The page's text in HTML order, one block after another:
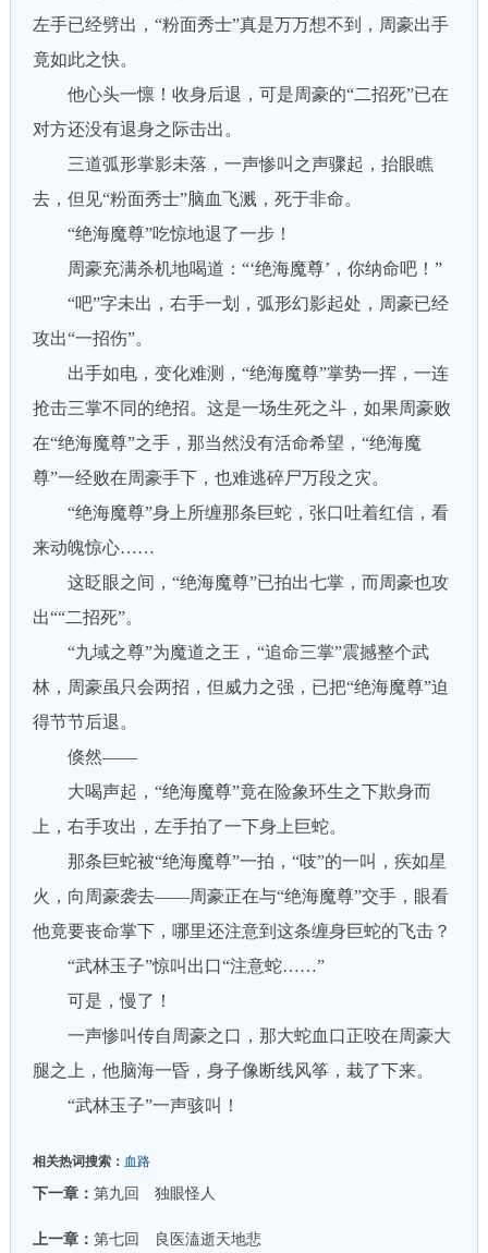
左手已经劈出，“粉面秀士”真是万万想不到，周豪出手
竟如此之快。
他心头一懔！收身后退，可是周豪的“二招死”已在
对方还没有退身之际击出。
三道弧形掌影未落，一声惨叫之声骤起，抬眼瞧
去，但见“粉面秀士”脑血飞溅，死于非命。
“绝海魔尊”吃惊地退了一步！
周豪充满杀机地喝道：“‘绝海魔尊’，你纳命吧！”
“吧”字未出，右手一划，弧形幻影起处，周豪已经
攻出“一招伤”。
出手如电，变化难测，“绝海魔尊”掌势一挥，一连
抢击三掌不同的绝招。这是一场生死之斗，如果周豪败
在“绝海魔尊”之手，那当然没有活命希望，“绝海魔
尊”一经败在周豪手下，也难逃碎尸万段之灾。
“绝海魔尊”身上所缠那条巨蛇，张口吐着红信，看
来动魄惊心……
这眨眼之间，“绝海魔尊”已拍出七掌，而周豪也攻
出““二招死”。
“九域之尊”为魔道之王，“追命三掌”震撼整个武
林，周豪虽只会两招，但威力之强，已把“绝海魔尊”迫
得节节后退。
倏然——
大喝声起，“绝海魔尊”竟在险象环生之下欺身而
上，右手攻出，左手拍了一下身上巨蛇。
那条巨蛇被“绝海魔尊”一拍，“吱”的一叫，疾如星
火，向周豪袭去——周豪正在与“绝海魔尊”交手，眼看
他竟要丧命掌下，哪里还注意到这条缠身巨蛇的飞击？
“武林玉子”惊叫出口“注意蛇……”
可是，慢了！
一声惨叫传自周豪之口，那大蛇血口正咬在周豪大
腿之上，他脑海一昏，身子像断线风筝，栽了下来。
“武林玉子”一声骇叫！
相关热词搜索： 血路
下一章： 第九回 独眼怪人
上一章： 第七回 良医溘逝天地悲